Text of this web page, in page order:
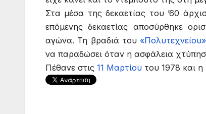
Στα μέσα της δεκαετίας του ’60
επόμενης δεκαετίας αποσύρθηκε
αγώνα. Τη βραδιά του «Πολυτεχνείου»
να παραδώσει όταν η ασφάλεια
Πέθανε στις 11 Μαρτίου του 1978 και